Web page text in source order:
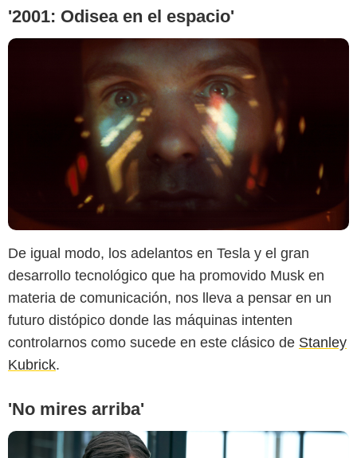
'2001: Odisea en el espacio'
De igual modo, los adelantos en Tesla y el gran
desarrollo tecnológico que ha promovido Musk en
materia de comunicación, nos lleva a pensar en un
futuro distópico donde las máquinas intenten
controlarnos como sucede en este clásico de Stanley
Kubrick.
'No mires arriba'
IMDb